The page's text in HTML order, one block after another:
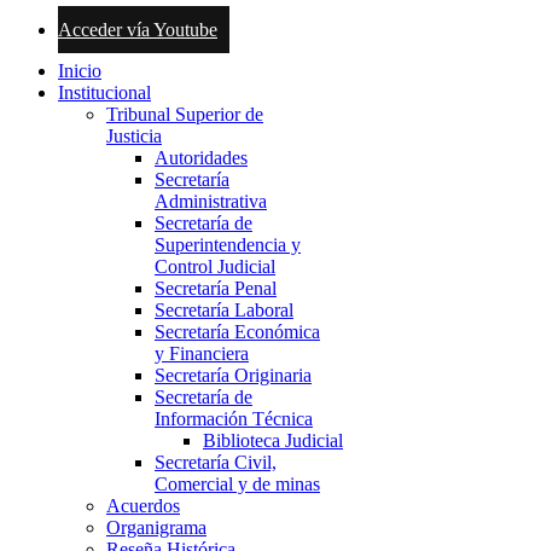
Acceder vía Youtube
Inicio
Institucional
Tribunal Superior de
Justicia
Autoridades
Secretaría
Administrativa
Secretaría de
Superintendencia y
Control Judicial
Secretaría Penal
Secretaría Laboral
Secretaría Económica
y Financiera
Secretaría Originaria
Secretaría de
Información Técnica
Biblioteca Judicial
Secretaría Civil,
Comercial y de minas
Acuerdos
Organigrama